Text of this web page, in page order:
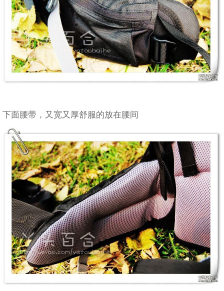
下面腰带，又宽又厚舒服的放在腰间